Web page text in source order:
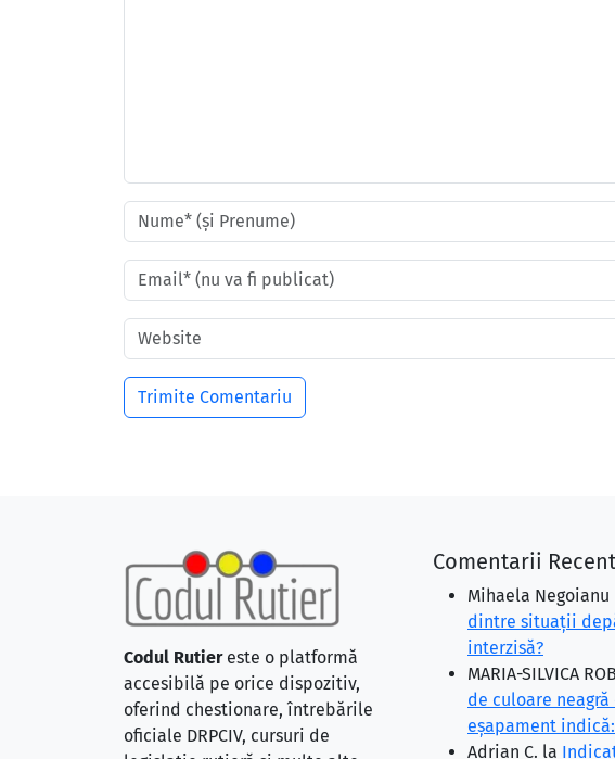
Codul Rutiereste o platformă
accesibilă pe orice dispozitiv,
oferind chestionare, întrebările
oficiale DRPCIV, cursuri de
Comentarii
Mihaela Negoianu
dintre situaţii
interzisă?
MARIA-SILVICA
de culoare neagră
eşapament indică:
Adrian C. la